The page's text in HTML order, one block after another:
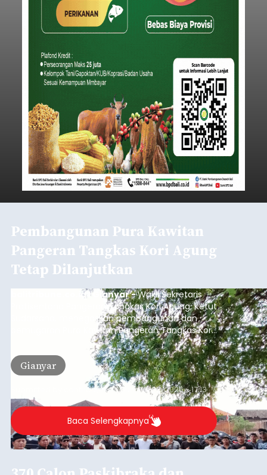
Pembangunan Pura Kawitan
Pangeran Tangkas Kori Agung
Tetap Dilanjutkan
balitribune.co.id I Gianyar -Wakil Sekretaris
Pratisentana Pangeran Tangkas Kori Agung, Ketut
Sudarsana, menegaskan pembangunan dan
pemugaran Pura Kawitan Pangeran Tangkas Kori
Agung tetap dilanjutkan.
Gianyar
contributoronSun, 08/09/2026 - 17:13
Baca Selengkapnya